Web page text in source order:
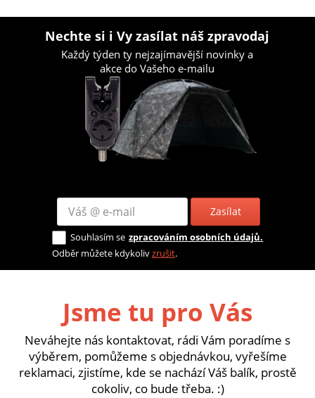
Nechte si i Vy zasílat náš zpravodaj
Každý týden ty nejzajímavější novinky a
akce do Vašeho e-mailu
Zasílat
Souhlasím se zpracováním osobních údajů.
Odběr můžete kdykolivzrušit.
Jsme tu pro Vás
Neváhejte nás kontaktovat, rádi Vám poradíme s
výběrem, pomůžeme s objednávkou, vyřešíme
reklamaci, zjistíme, kde se nachází Váš balík, prostě
cokoliv, co bude třeba. :)